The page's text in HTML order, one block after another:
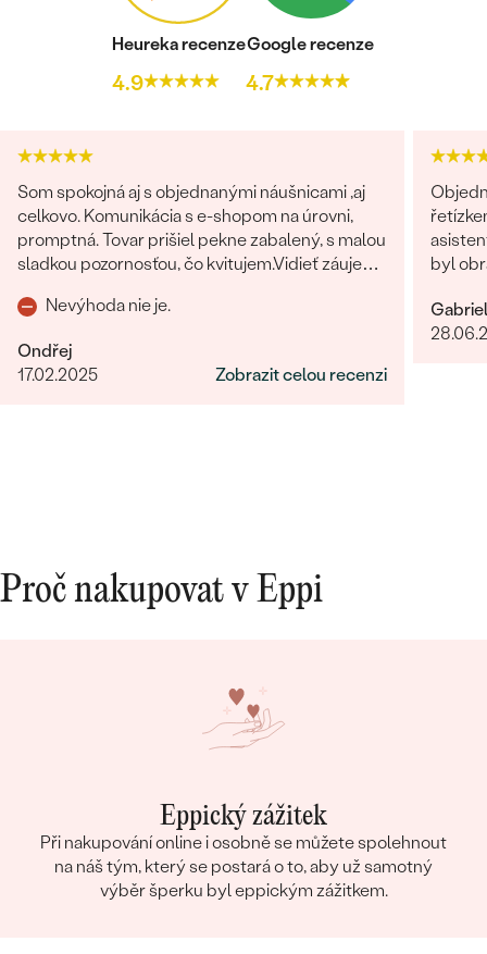
Heureka recenze
4.9
Google recenze
4.7
Som spokojná aj s objednanými náušnicami ,aj
celkovo. Komunikácia s e-shopom na úrovni,
promptná. Tovar prišiel pekne zabalený, s malou
sladkou pozornosťou, čo kvitujem.Vidieť záujem
Nevýhoda nie je.
Ondřej
17.02.2025
Zobrazit celou recenzi
byl
je
Proč nakupovat v Eppi
Eppický zážitek
Při nakupování online i osobně se můžete spolehnout
na náš tým, který se postará o to, aby už samotný
výběr šperku byl eppickým zážitkem.